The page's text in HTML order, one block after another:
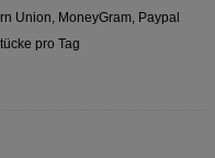
Union, MoneyGram, Paypal
pro Tag